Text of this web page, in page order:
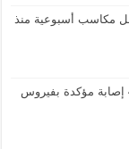
مكاسب أسبوعية منذ
الكونغو الديمقراطية تسجل 4.053 إصابة مؤكدة بفيروس